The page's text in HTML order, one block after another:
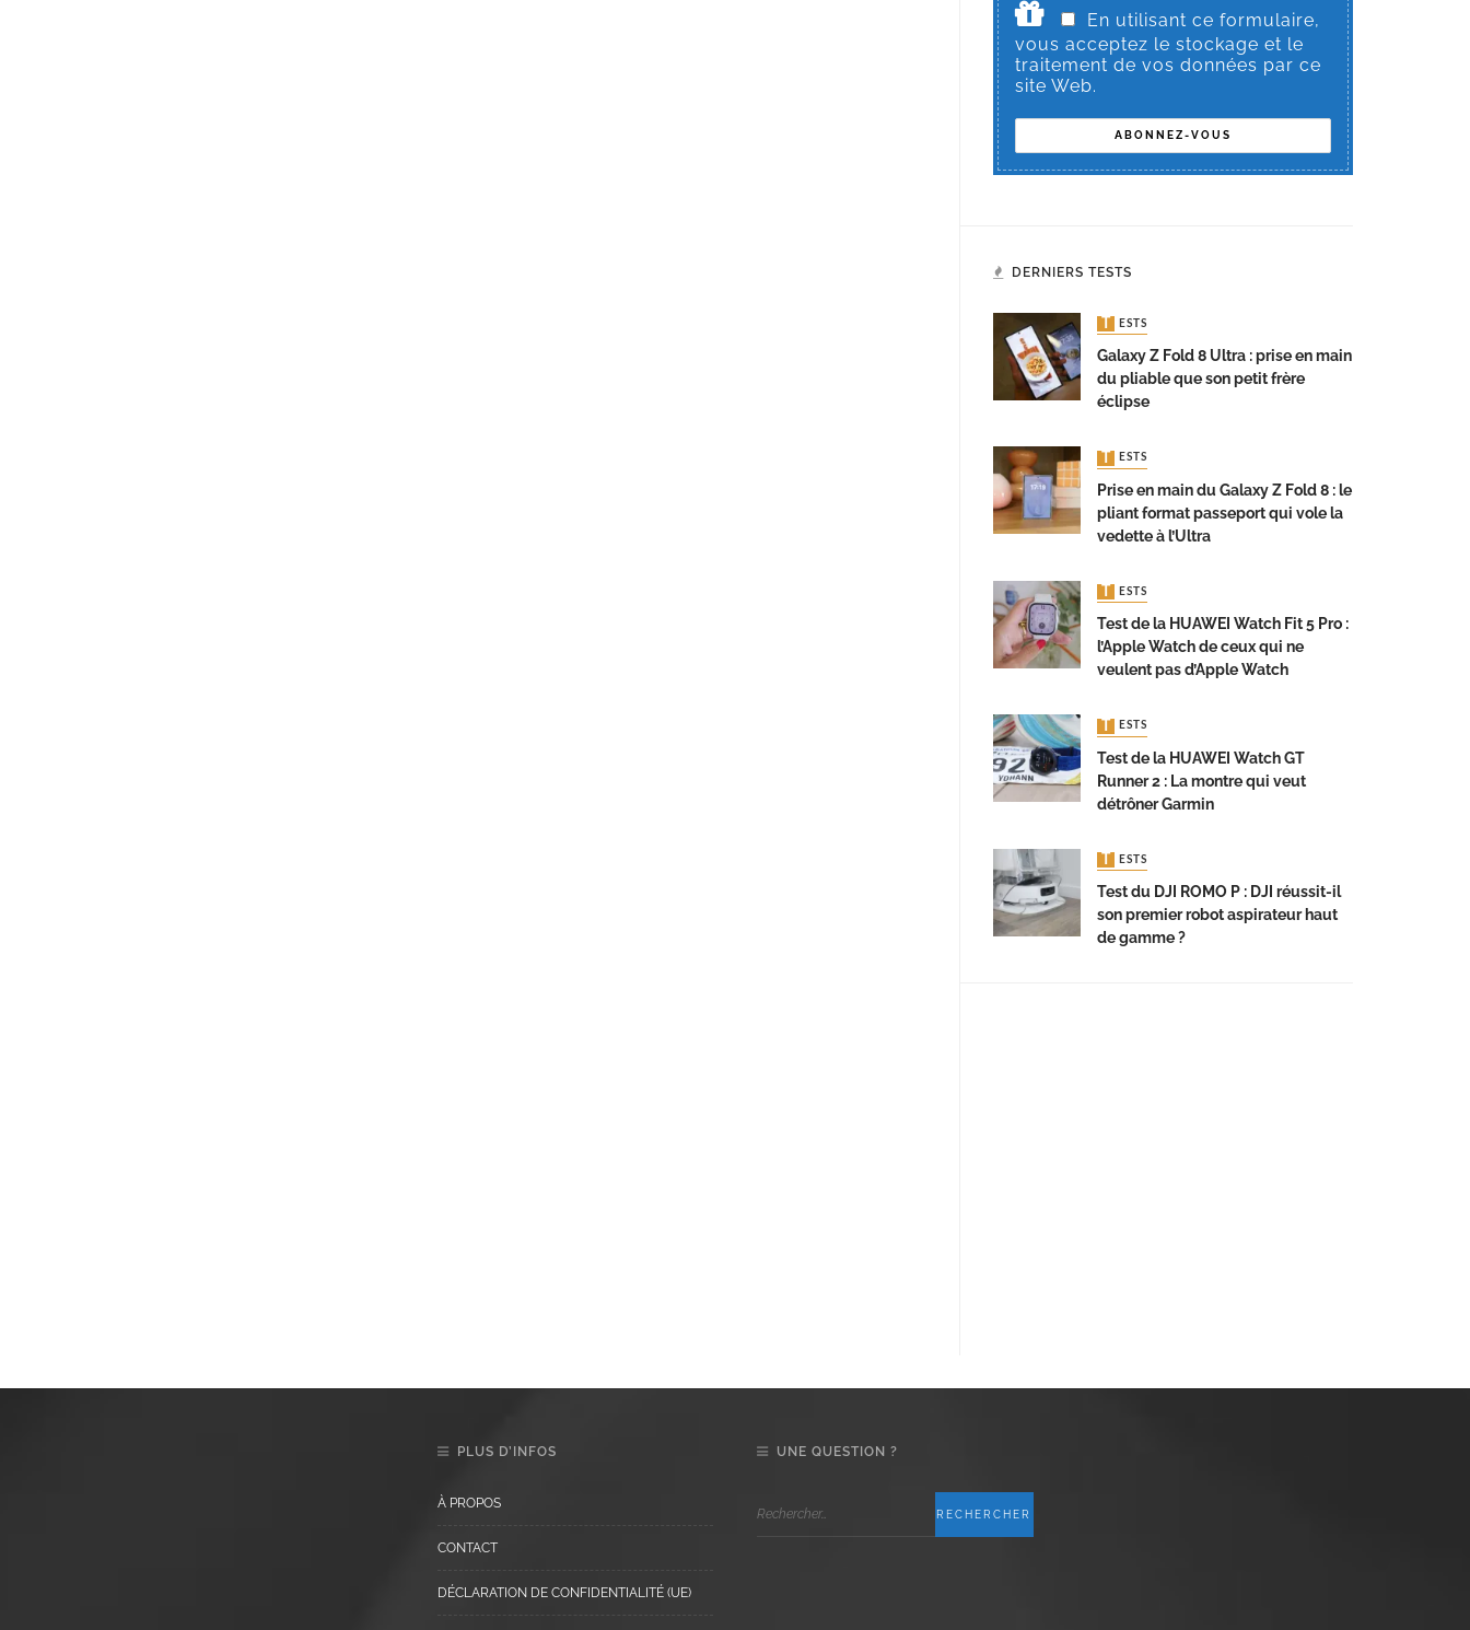
En utilisant ce formulaire,
vous acceptez le stockage et le
traitement de vos données par ce
site Web.
DERNIERS TESTS
TESTS
Galaxy Z Fold 8 Ultra : prise en main
du pliable que son petit frère
éclipse
TESTS
Prise en main du Galaxy Z Fold 8 : le
pliant format passeport qui vole la
vedette à l’Ultra
TESTS
Test de la HUAWEI Watch Fit 5 Pro :
l’Apple Watch de ceux qui ne
veulent pas d’Apple Watch
TESTS
Test de la HUAWEI Watch GT
Runner 2 : La montre qui veut
détrôner Garmin
TESTS
Test du DJI ROMO P : DJI réussit-il
son premier robot aspirateur haut
de gamme ?
PLUS D’INFOS
À PROPOS
CONTACT
DÉCLARATION DE CONFIDENTIALITÉ (UE)
UNE QUESTION ?